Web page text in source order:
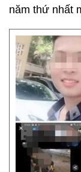
năm thứ nhất